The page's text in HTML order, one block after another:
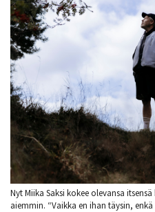
Nyt Miika Saksi kokee olevansa
aiemmin. “Vaikka en ihan täysin,